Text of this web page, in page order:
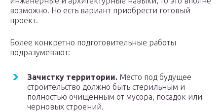
возможно. Но есть вариант приобрести готовый
проект.
Более конкретно подготовительные работы
подразумевают:
Зачистку территории. Место под будущее
строительство должно быть стерильным и
полностью очищенным от мусора, посадок или
черновых строений.